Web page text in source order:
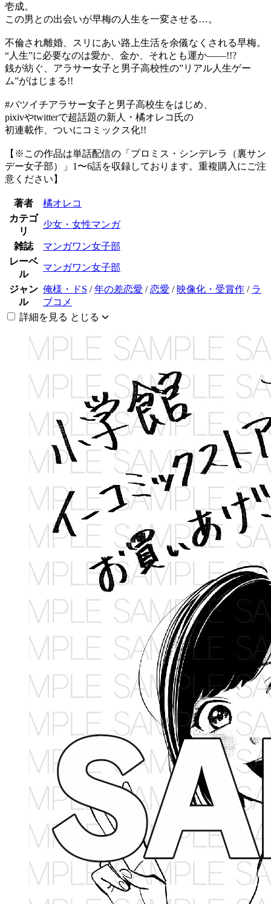
壱成。
この男との出会いが早梅の人生を一変させる…。
不倫され離婚、スリにあい路上生活を余儀なくされる早梅。
“人生”に必要なのは愛か、金か、それとも運か――!!?
銭が紡ぐ、アラサー女子と男子高校性の”リアル人生ゲー
ム”がはじまる!!
#バツイチアラサー女子と男子高校生をはじめ、
pixivやtwitterで超話題の新人・橘オレコ氏の
初連載作、ついにコミックス化!!
【※この作品は単話配信の「プロミス・シンデレラ（裏サン
デー女子部）」1〜6話を収録しております。重複購入にご注
意ください】
著者
橘オレコ
カテゴ
リ
少女・女性マンガ
雑誌
マンガワン女子部
レーベ
ル
マンガワン女子部
ジャン
ル
俺様・ドS /年の差恋愛 /恋愛 / 映像化・受賞作 / ラ
ブコメ
詳細を見る とじる